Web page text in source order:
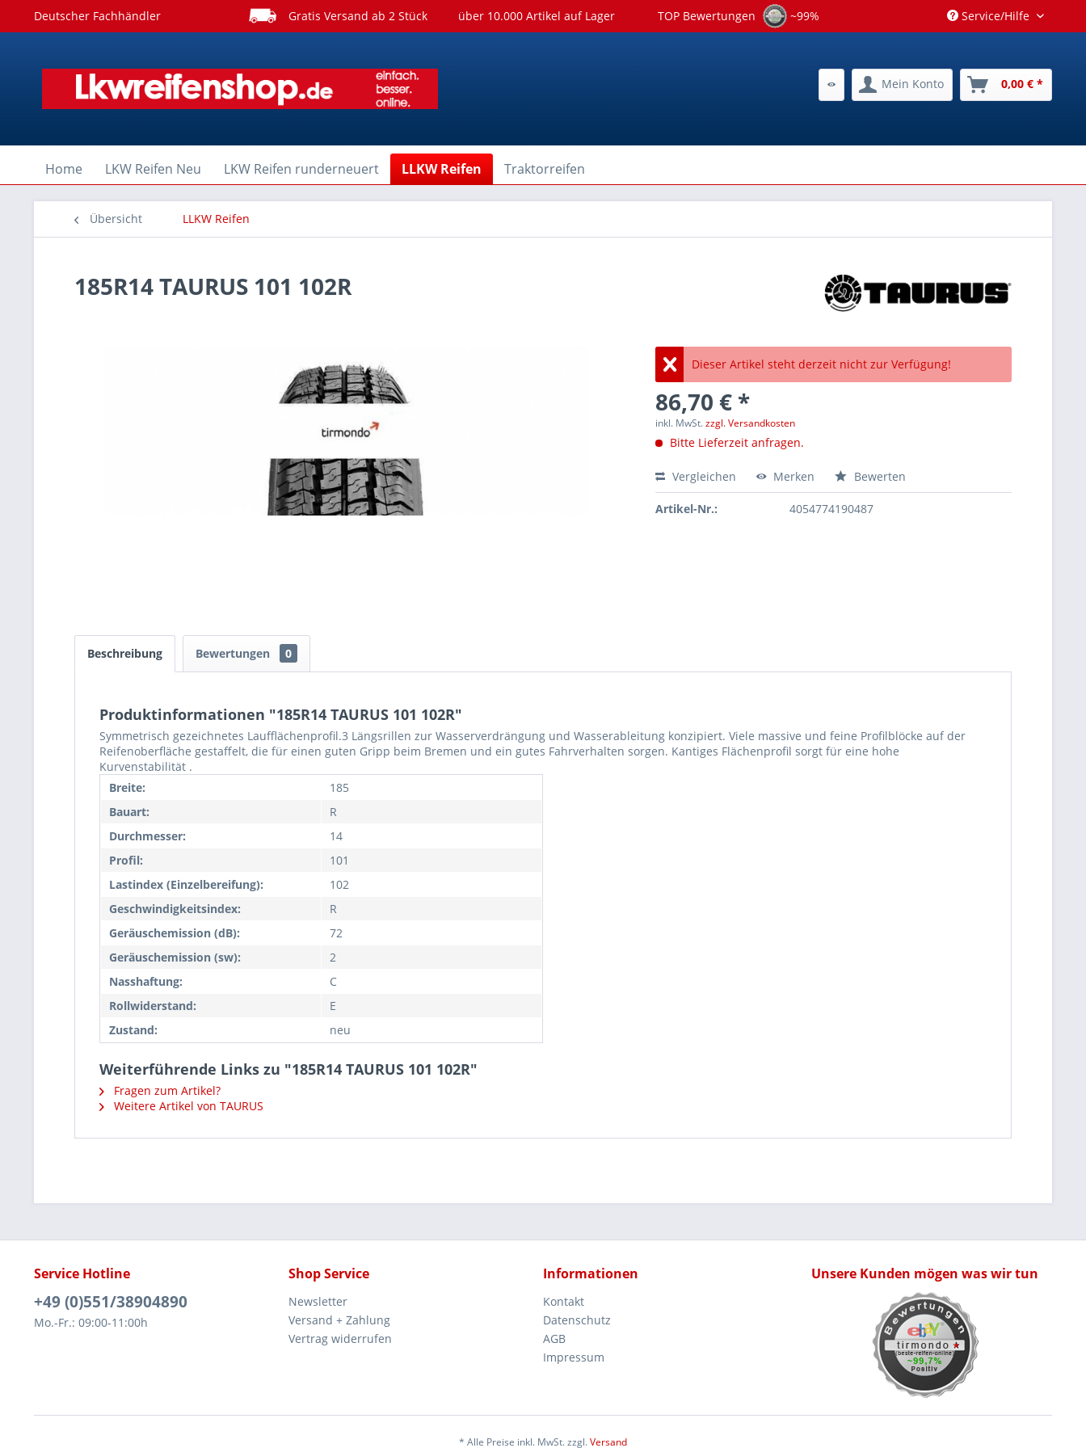
Deutscher Fachhändler Gratis Versand ab 2 Stück über 10.000 Artikel auf Lager TOP Bewertungen ~99% Service/Hilfe
Mein Konto 0,00 € *
Home LKW Reifen Neu LKW Reifen runderneuert LLKW Reifen Traktorreifen
Übersicht LLKW Reifen
185R14 TAURUS 101 102R
Dieser Artikel steht derzeit nicht zur Verfügung!
86,70 € *
inkl. MwSt.zzgl. Versandkosten
Bitte Lieferzeit anfragen.
Vergleichen Merken Bewerten
Artikel-Nr.: 4054774190487
Beschreibung Bewertungen 0
Produktinformationen "185R14 TAURUS 101 102R"
Symmetrisch gezeichnetes Laufflächenprofil.3 Längsrillen zur Wasserverdrängung und Wasserableitung konzipiert. Viele massive und feine Profilblöcke auf der
Reifenoberfläche gestaffelt, die für einen guten Gripp beim Bremen und ein gutes Fahrverhalten sorgen. Kantiges Flächenprofil sorgt für eine hohe
Kurvenstabilität .
Breite:
185
Bauart:
R
Durchmesser:
14
Profil:
101
Lastindex (Einzelbereifung):
102
Geschwindigkeitsindex:
R
Geräuschemission (dB):
72
Geräuschemission (sw):
2
Nasshaftung:
C
Rollwiderstand:
E
Zustand:
neu
Weiterführende Links zu "185R14 TAURUS 101 102R"
Fragen zum Artikel?
Weitere Artikel von TAURUS
Service Hotline
+49 (0)551/38904890
Mo.-Fr.: 09:00-11:00h
Shop Service
Newsletter
Versand + Zahlung
Vertrag widerrufen
Informationen
Kontakt
Datenschutz
AGB
Impressum
Unsere Kunden mögen was wir tun
* Alle Preise inkl. MwSt. zzgl.Versand